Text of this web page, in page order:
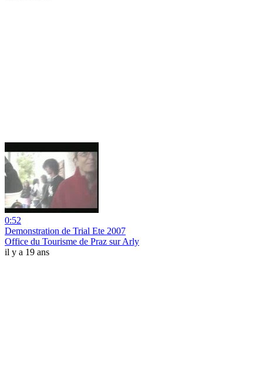
0:52
Demonstration de Trial Ete 2007
Office du Tourisme de Praz sur Arly
il y a 19 ans